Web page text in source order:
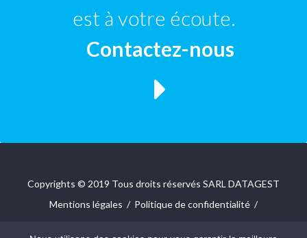
est à votre écoute.
Contactez-nous
Copyrights © 2019 Tous droits réservés SARL DATAGEST
Mentions légales / Politique de confidentialité /